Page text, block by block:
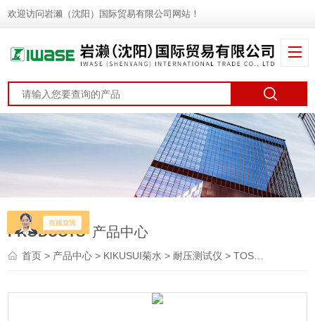
欢迎访问岩濑（沈阳）国际贸易有限公司网站！
PRODUCTS 产品中心
首页> 产品中心 > KIKUSUI菊水 > 耐压测试仪 > TOS9201KIKUSUI菊水 耐压绝缘电阻测试仪